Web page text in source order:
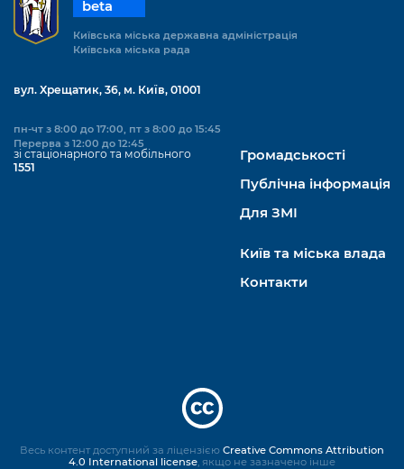
beta
Київська міська державна адміністрація
Київська міська рада
вул. Хрещатик, 36, м. Київ, 01001
пн-чт з 8:00 до 17:00, пт з 8:00 до 15:45
Перерва з 12:00 до 12:45
зі стаціонарного та мобільного
1551
Громадськості
Публічна інформація
Для ЗМІ
Київ та міська влада
Контакти
Весь контент доступний за ліцензією Creative Commons Attribution
4.0 International license, якщо не зазначено інше